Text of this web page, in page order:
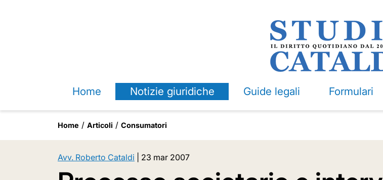
Home Notizie giuridiche Guide legali Formulari
Home Articoli Consumatori
Avv. Roberto Cataldi 23 mar 2007